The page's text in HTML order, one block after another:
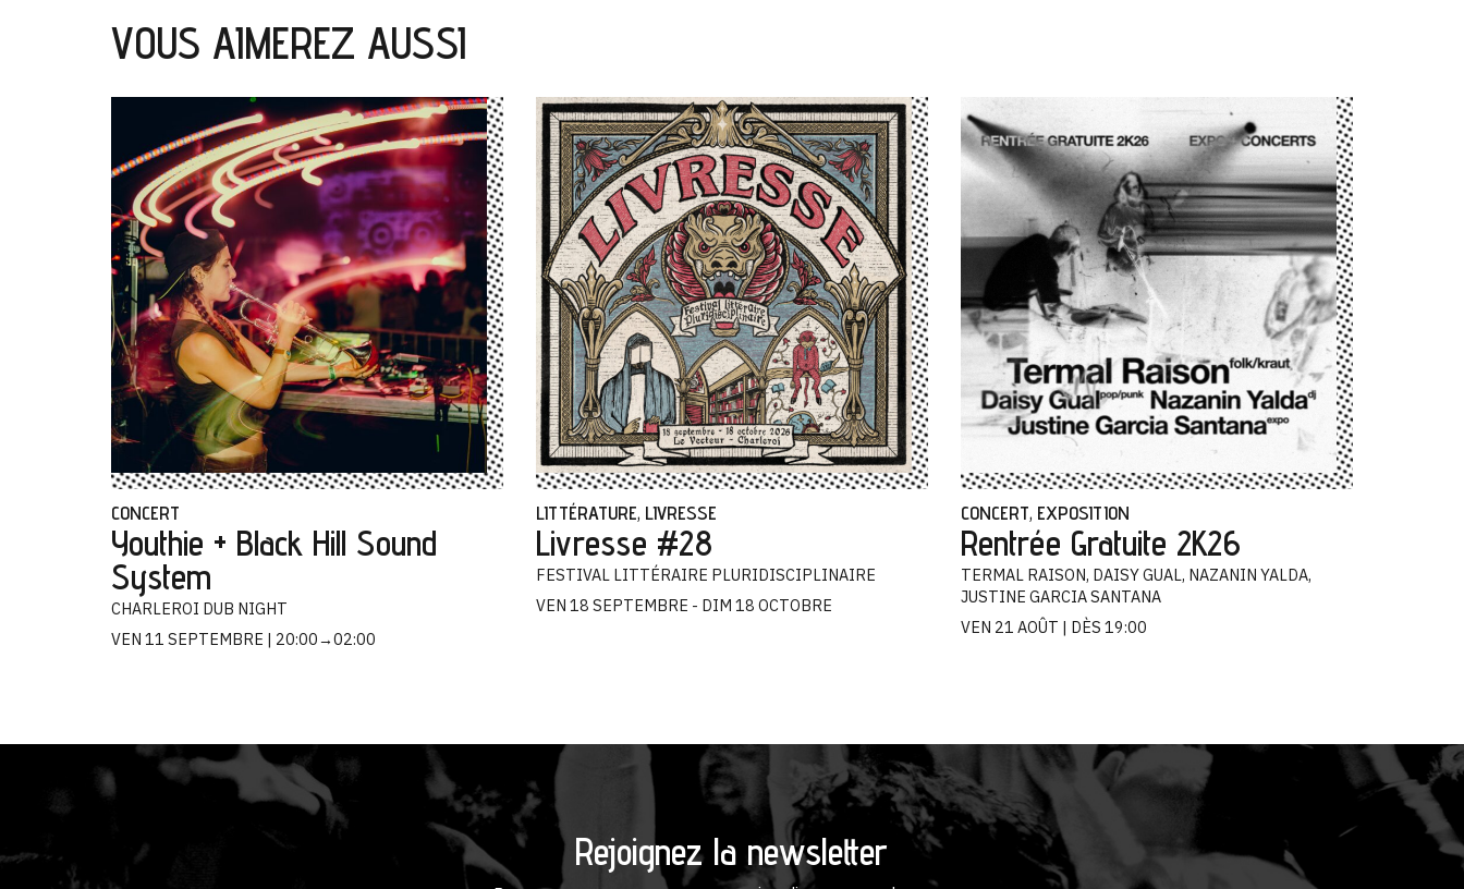
VOUS AIMEREZ AUSSI
CONCERT
Youthie + Black Hill Sound
System
CHARLEROI DUB NIGHT
VEN 11 SEPTEMBRE
20:00→02:00
LITTÉRATURE, LIVRESSE
Livresse #28
FESTIVAL LITTÉRAIRE PLURIDISCIPLINAIRE
VEN 18 SEPTEMBRE - DIM 18 OCTOBRE
CONCERT, EXPOSITION
Rentrée Gratuite 2K26
TERMAL RAISON, DAISY GUAL, NAZANIN YALDA,
JUSTINE GARCIA SANTANA
VEN 21 AOÛT
DÈS 19:00
Rejoignez la newsletter